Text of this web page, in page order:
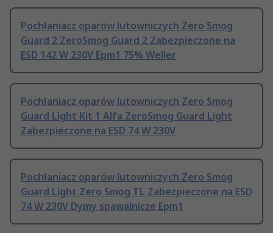
Pochłaniacz oparów lutowniczych Zero Smog
Guard 2 ZeroSmog Guard 2 Zabezpieczone na
ESD 142 W 230V Epm1 75% Weller
Pochłaniacz oparów lutowniczych Zero Smog
Guard Light Kit 1 Alfa ZeroSmog Guard Light
Zabezpieczone na ESD 74 W 230V
Pochłaniacz oparów lutowniczych Zero Smog
Guard Light Zero Smog TL Zabezpieczone na ESD
74 W 230V Dymy spawalnicze Epm1